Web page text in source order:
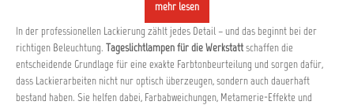
mehr lesen
In der professionellen Lackierung zählt jedes Detail – und das beginnt bei der
richtigen Beleuchtung. Tageslichtlampen für die Werkstattschaffen die
entscheidende Grundlage für eine exakte Farbtonbeurteilung und sorgen dafür,
dass Lackierarbeiten nicht nur optisch überzeugen, sondern auch dauerhaft
bestand haben. Sie helfen dabei, Farbabweichungen, Metamerie-Effekte und